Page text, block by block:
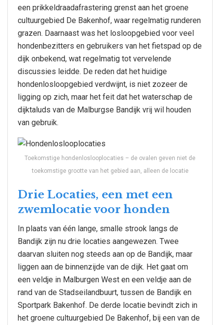
een prikkeldraadafrastering grenst aan het groene
cultuurgebied De Bakenhof, waar regelmatig runderen
grazen. Daarnaast was het losloopgebied voor veel
hondenbezitters en gebruikers van het fietspad op de
dijk onbekend, wat regelmatig tot vervelende
discussies leidde. De reden dat het huidige
hondenlosloopgebied verdwijnt, is niet zozeer de
ligging op zich, maar het feit dat het waterschap de
dijktaluds van de Malburgse Bandijk vrij wil houden
van gebruik.
Toekomstige hondenloslooplocaties – de ovalen geven niet de
toekomstige grootte van het gebied aan, alleen de locatie
Drie Locaties, een met een
zwemlocatie voor honden
In plaats van één lange, smalle strook langs de
Bandijk zijn nu drie locaties aangewezen. Twee
daarvan sluiten nog steeds aan op de Bandijk, maar
liggen aan de binnenzijde van de dijk. Het gaat om
een veldje in Malburgen West en een veldje aan de
rand van de Stadseilandbuurt, tussen de Bandijk en
Sportpark Bakenhof. De derde locatie bevindt zich in
het groene cultuurgebied De Bakenhof, bij een van de